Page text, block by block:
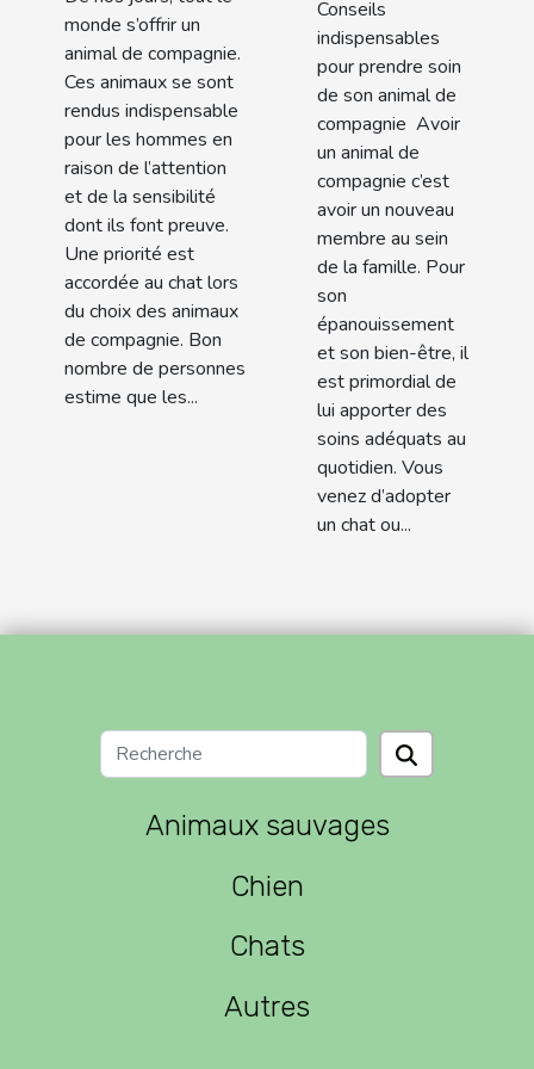
chat dans
une pièce ?
monde s’offrir un
animal de compagnie.
Ces animaux se sont
rendus indispensable
pour les hommes en
raison de l’attention
et de la sensibilité
dont ils font preuve.
Une priorité est
accordée au chat lors
du choix des animaux
de compagnie. Bon
nombre de personnes
estime que les...
Conseils
indispensables
pour prendre soin
de son animal de
compagnie Avoir
un animal de
compagnie c’est
avoir un nouveau
membre au sein
de la famille. Pour
son
épanouissement
et son bien-être, il
est primordial de
lui apporter des
soins adéquats au
quotidien. Vous
venez d’adopter
un chat ou...
Animaux sauvages
Chien
Chats
Autres